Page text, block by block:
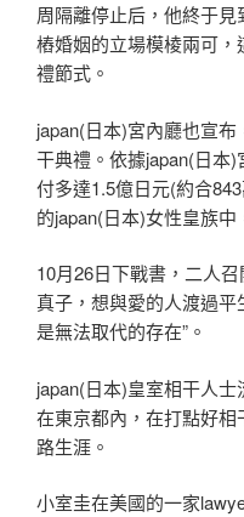
周隔離停止后，他終于
樁婚姻的立場模棱兩可
禮節式。
japan(日本)宮內廳也宣
干典禮。依據japan(日本
付多達1.5億日元(約合
的japan(日本)女性皇族中
10月26日下戰書，二人
真子，想與愛的人渡過平
是無法取代的存在”。
japan(日本)皇室相干人
在東京都內，在打點好
路生涯。
小室圭在美國的一家